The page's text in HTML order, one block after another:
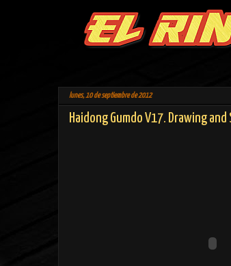
lunes, 10 de septiembre de 2012
Haidong Gumdo V17. Drawing